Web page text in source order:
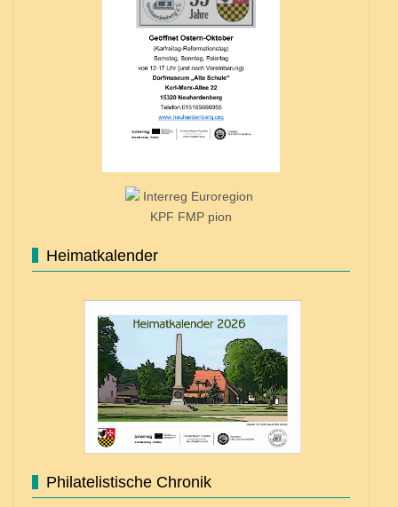
Heimatkalender
Philatelistische Chronik